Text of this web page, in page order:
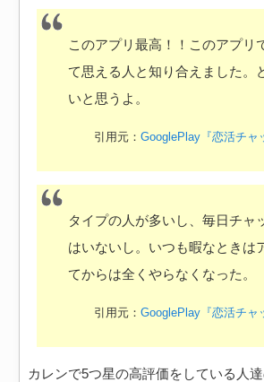
このアプリ最高！！このアプリ
て思える人と知り合えました。
いと思うよ。
引用元： GooglePlay『恋活チャ
タイプの人が多いし、毎日チャ
はいないし。いつも暇なときは
てからは全くやらなくなった。
引用元： GooglePlay『恋活チャ
カレンで5つ星の高評価をしている人